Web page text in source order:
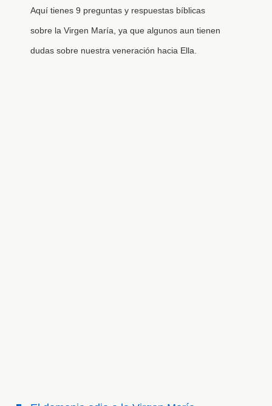
Aquí tienes 9 preguntas y respuestas bíblicas
sobre la Virgen María, ya que algunos aun tienen
dudas sobre nuestra veneración hacia Ella.